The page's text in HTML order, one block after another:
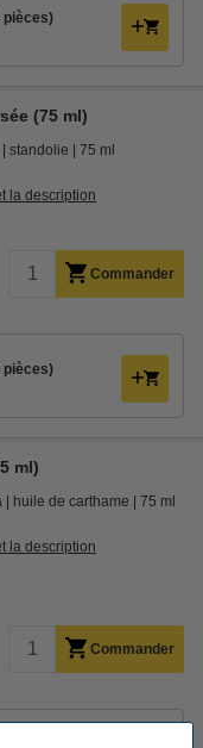
pièces)
(75 ml)
standolie 75 ml
la description
Commander
pièces)
ml)
huile de carthame 75 ml
la description
Commander